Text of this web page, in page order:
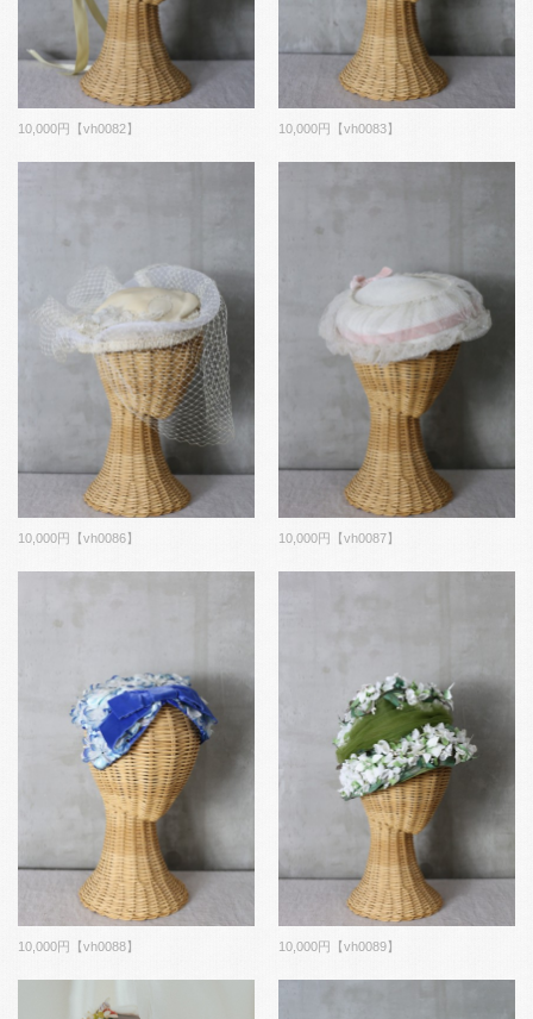
10,000円【vh0082】 10,000円【vh0083】
10,000円【vh0086】 10,000円【vh0087】
10,000円【vh0088】 10,000円【vh0089】